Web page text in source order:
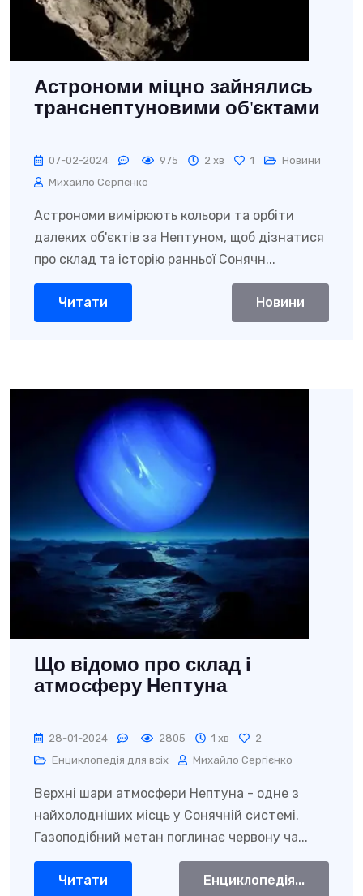
Астрономи міцно зайнялись
транснептуновими об'єктами
07-02-2024 975 2 хв 1
Новини
Михайло Сергієнко
Астрономи вимірюють кольори та орбіти
далеких об'єктів за Нептуном, щоб дізнатися
про склад та історію ранньої Сонячн...
Читати Новини
Що відомо про склад і
атмосферу Нептуна
28-01-2024 2805 1 хв
2
Енциклопедія для всіх
Михайло Сергієнко
Верхні шари атмосфери Нептуна - одне з
найхолодніших місць у Сонячній системі.
Газоподібний метан поглинає червону ча...
Читати Енциклопедія...